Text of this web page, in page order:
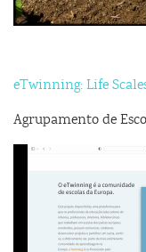
eTwinning: Life
Agrupamento de